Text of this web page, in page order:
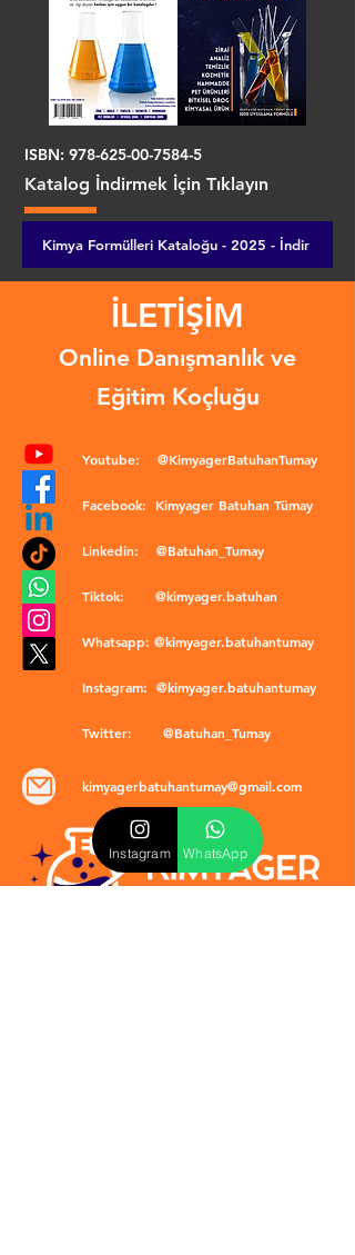
ISBN: 978-625-00-7584-5
Katalog İndirmek İçin Tıklayın
Kimya Formülleri Kataloğu - 2025 - İndir
İLETİŞİM
Online Danışmanlık ve
Eğitim Koçluğu
Youtube: @KimyagerBatuhanTumay
Facebook: Kimyager Batuhan Tümay
Linkedin: @Batuhan_Tumay
Tiktok: @kimyager.batuhan
Whatsapp: @kimyager.batuhantumay
Instagram: @kimyager.batuhantumay
Twitter: @Batuhan_Tumay
kimyagerbatuhantumay@gmail.com
Instagram WhatsApp